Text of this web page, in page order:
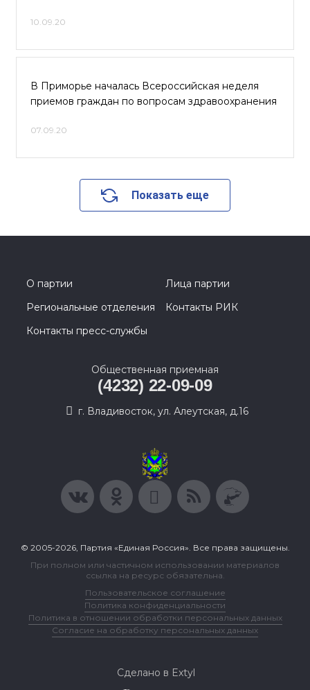
10.09.20
В Приморье началась Всероссийская неделя
приемов граждан по вопросам здравоохранения
07.09.20
Показать еще
О партии
Лица партии
Региональные отделения
Контакты РИК
Контакты пресс-службы
Общественная приемная
(4232) 22-09-09
г. Владивосток, ул. Алеутская, д.16
© 2005-2026, Партия «Единая Россия». Все права защищены.
При полном или частичном использовании материалов
ссылка на ресурс обязательна.
Пользовательское соглашение
Политика конфиденциальности
Политика в отношении обработки персональных данных
Согласие на обработку персональных данных
Сделано в Extyl